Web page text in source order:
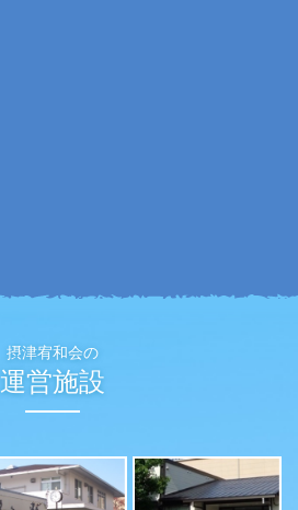
摂津宥和会の
運営施設